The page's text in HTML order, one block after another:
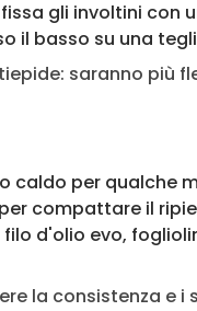
gli involtini con
il basso su una
saranno più
caldo per qualche
compattare il
d'olio evo,
la consistenza e i